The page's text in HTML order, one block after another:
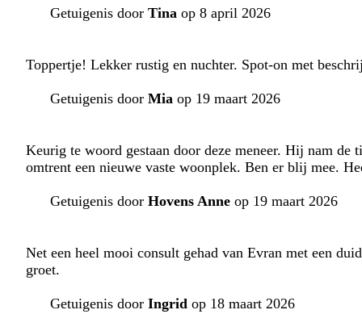
Getuigenis door Tina op 8 april 2026
Toppertje! Lekker rustig en nuchter. Spot-on met
Getuigenis door Mia op 19 maart 2026
Keurig te woord gestaan door deze meneer. Hij nam
omtrent een nieuwe vaste woonplek. Ben er blij mee.
Getuigenis door Hovens Anne op 19 maart 2026
Net een heel mooi consult gehad van Evran met een
groet.
Getuigenis door Ingrid op 18 maart 2026